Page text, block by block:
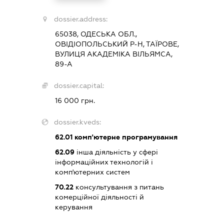
dossier.address:
65038, ОДЕСЬКА ОБЛ.,
ОВІДІОПОЛЬСЬКИЙ Р-Н, ТАЇРОВЕ,
ВУЛИЦЯ АКАДЕМІКА ВІЛЬЯМСА,
89-А
dossier.capital:
16 000 грн.
dossier.kveds:
62.01комп'ютерне програмування
62.09інша діяльність у сфері
інформаційних технологій і
комп'ютерних систем
70.22консультування з питань
комерційної діяльності й
керування